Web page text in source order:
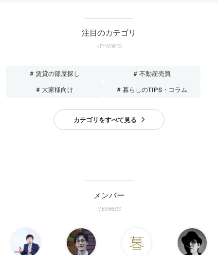
注目のカテゴリ
KEYWORDS
# 賃貸の部屋探し # 不動産売買
# 大家様向け # 暮らしのTIPS・コラム
カテゴリをすべて見る
メンバー
MEMBERS